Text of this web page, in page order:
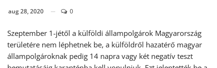
aug 28, 2020 0
Szeptember 1-jétől a külföldi állampolgárok Magyarország
területére nem léphetnek be, a külföldről hazatérő magyar
állampolgároknak pedig 14 napra vagy két negatív teszt